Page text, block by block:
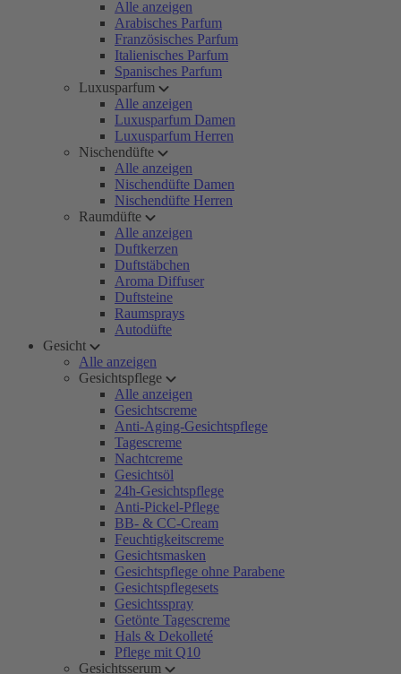
Alle anzeigen
Arabisches Parfum
Französisches Parfum
Italienisches Parfum
Spanisches Parfum
Luxusparfum
Alle anzeigen
Luxusparfum Damen
Luxusparfum Herren
Nischendüfte
Alle anzeigen
Nischendüfte Damen
Nischendüfte Herren
Raumdüfte
Alle anzeigen
Duftkerzen
Duftstäbchen
Aroma Diffuser
Duftsteine
Raumsprays
Autodüfte
Gesicht
Alle anzeigen
Gesichtspflege
Alle anzeigen
Gesichtscreme
Anti-Aging-Gesichtspflege
Tagescreme
Nachtcreme
Gesichtsöl
24h-Gesichtspflege
Anti-Pickel-Pflege
BB- & CC-Cream
Feuchtigkeitscreme
Gesichtsmasken
Gesichtspflege ohne Parabene
Gesichtspflegesets
Gesichtsspray
Getönte Tagescreme
Hals & Dekolleté
Pflege mit Q10
Gesichtsserum